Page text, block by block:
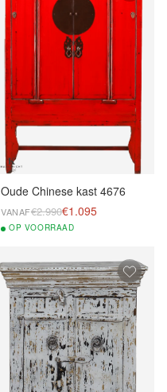
Oude Chinese kast 4676
VANAF€2.990€1.095
OP VOORRAAD